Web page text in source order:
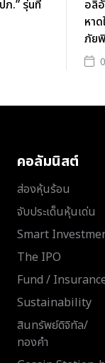
ภ.” รุ่นที่
อลิ
หา
ภัย
คอลัมนิสต์
ส่องหุ้นร้อน
จับประเด็นหุ้นเด่น
Smart
The IPO
Fund /
Sustainability
สินทรัพย์ดิจิทัล/
ทองคำ